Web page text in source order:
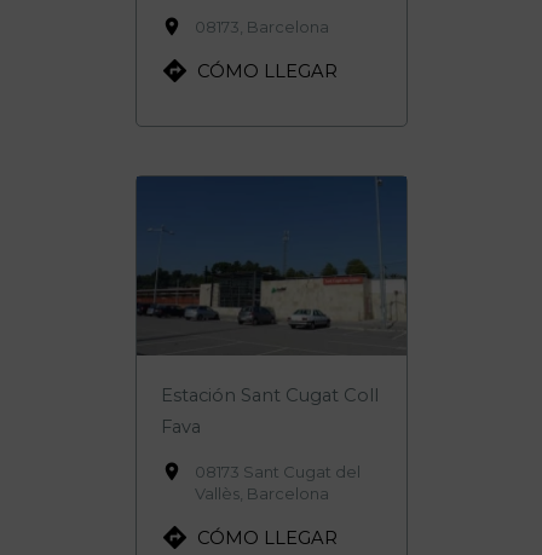
 08173, Barcelona
 CÓMO LLEGAR
Estación Sant Cugat Coll
Fava

08173 Sant Cugat del
Vallès, Barcelona
 CÓMO LLEGAR